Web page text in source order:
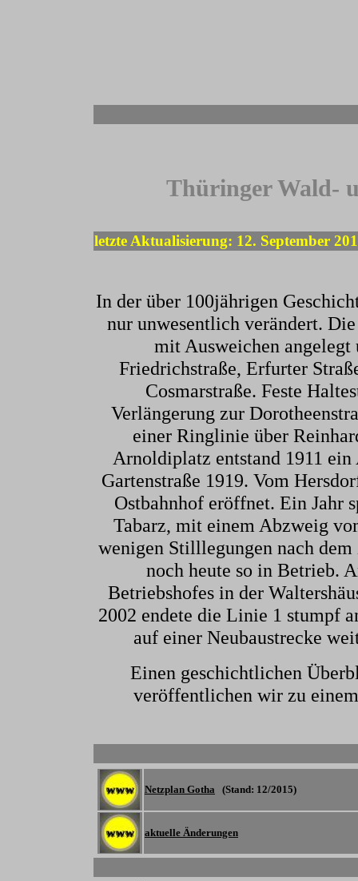
Thüringer Wald-
letzte Aktualisierung: 12. September
In der über 100jährigen
nur unwesentlich verändert.
mit Ausweichen
Friedrichstraße, Erfurter
Cosmarstraße. Feste
Verlängerung zur
einer Ringlinie über
Arnoldiplatz entstand 1911
Gartenstraße 1919. Vom
Ostbahnhof eröffnet. Ein Jahr
Tabarz, mit einem Abzweig
wenigen Stilllegungen nach
noch heute so in Betrieb.
Betriebshofes in der
2002 endete die Linie 1 stumpf
auf einer Neubaustrecke
Einen geschichtlichen
veröffentlichen wir zu
Netzplan Gotha (Stand: 12/2015)
aktuelle Änderungen